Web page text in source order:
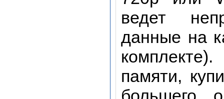
ведет
данные на
памяти,